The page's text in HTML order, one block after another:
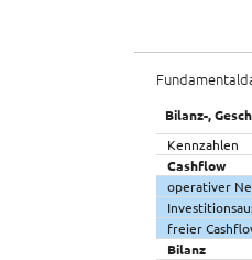
Bilanz-,
Kennzahlen
Cashflow
operativer
freier
Bilanz